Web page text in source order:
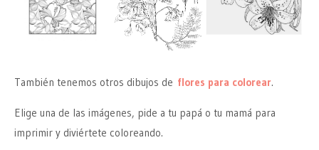
También tenemos otros dibujos de flores para colorear.
Elige una de las imágenes, pide a tu papá o tu mamá para
imprimir y diviértete coloreando.